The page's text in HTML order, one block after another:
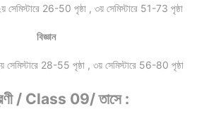
সেমিস্টারে 26-50 পৃষ্ঠা , ৩য় সেমিস্টারে 51-73 পৃষ্ঠা
বিজ্ঞান
সেমিস্টারে 28-55 পৃষ্ঠা , ৩য় সেমিস্টারে 56-80 পৃষ্ঠা
/ Class 09/ তাসে :